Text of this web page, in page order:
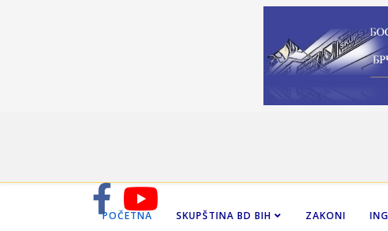
POČETNA SKUPŠTINA BD BIH ZAKONI